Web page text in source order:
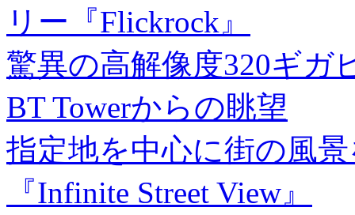
リー『Flickrock』
驚異の高解像度320ギガ
BT Towerからの眺望
指定地を中心に街の風
『Infinite Street View』